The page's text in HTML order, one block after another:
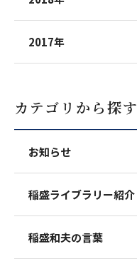
2017年
カテゴリから探す
お知らせ
稲盛ライブラリー紹介
稲盛和夫の言葉